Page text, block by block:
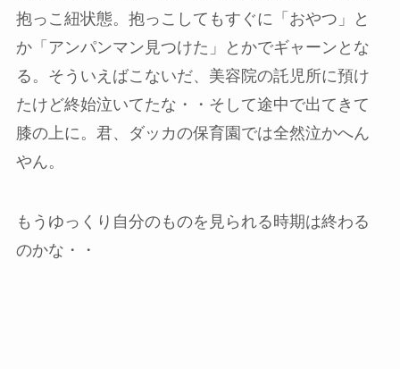
抱っこ紐状態。抱っこしてもすぐに「おやつ」と
か「アンパンマン見つけた」とかでギャーンとな
る。そういえばこないだ、美容院の託児所に預け
たけど終始泣いてたな・・そして途中で出てきて
膝の上に。君、ダッカの保育園では全然泣かへん
やん。
もうゆっくり自分のものを見られる時期は終わる
のかな・・